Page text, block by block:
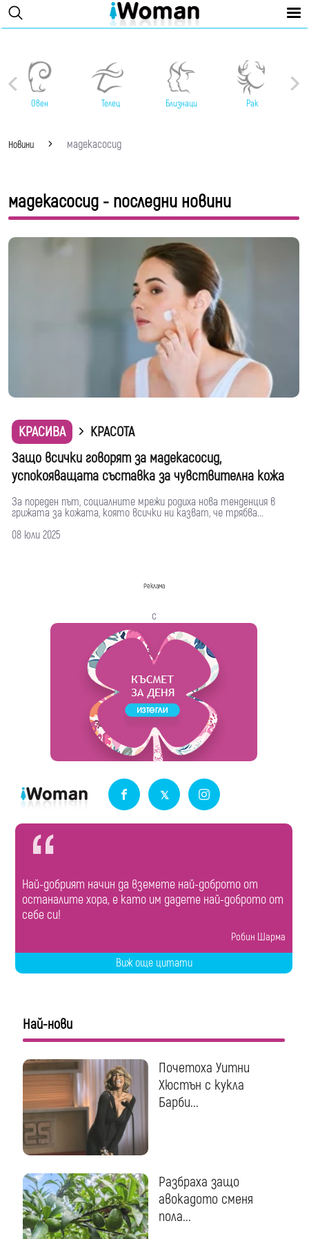
Овен Телец Близнаци Рак
Новини мадекасосид
мадекасосид - последни новини
КРАСИВА
КРАСОТА
Защо всички говорят за мадекасосид,
успокояващата съставка за чувствителна кожа
За пореден път, социалните мрежи родиха нова тенденция в
грижата за кожата, която всички ни казват, че трябва...
08 юли 2025
Реклама
с
Най-добрият начин да вземете най-доброто от
останалите хора, е като им дадете най-доброто от
себе си!
Робин Шарма
Виж още цитати
Най-нови
Почетоха Уитни
Хюстън с кукла
Барби...
Разбраха защо
авокадото сменя
пола...